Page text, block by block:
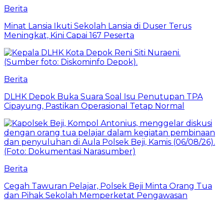
Berita
Minat Lansia Ikuti Sekolah Lansia di Duser Terus
Meningkat, Kini Capai 167 Peserta
Berita
DLHK Depok Buka Suara Soal Isu Penutupan TPA
Cipayung, Pastikan Operasional Tetap Normal
Berita
Cegah Tawuran Pelajar, Polsek Beji Minta Orang Tua
dan Pihak Sekolah Memperketat Pengawasan